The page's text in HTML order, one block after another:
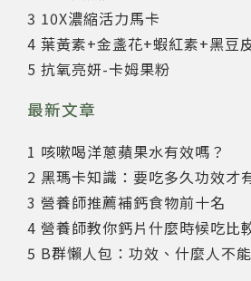
3 10X濃縮活力馬卡
4 葉黃素+金盞花+蝦紅素+黑豆
5 抗氧亮妍-卡姆果粉
最新文章
1 咳嗽喝洋蔥蘋果水有效嗎？
2 黑瑪卡知識：要吃多久功效才
3 營養師推薦補鈣食物前十名
4 營養師教你鈣片什麼時候吃比
5 B群懶人包：功效、什麼人不